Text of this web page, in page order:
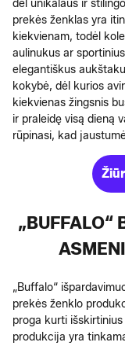
dėl unikalaus ir
prekės ženklas yra
kiekvienam, todėl
aulinukus ar
elegantiškus
kokybė, dėl kurios
kiekvienas žingsnis
ir praleidę visą dieną
rūpinasi, kad
„BUFFALO“
„Buffalo“
prekės ženklo
proga kurti
produkcija yra